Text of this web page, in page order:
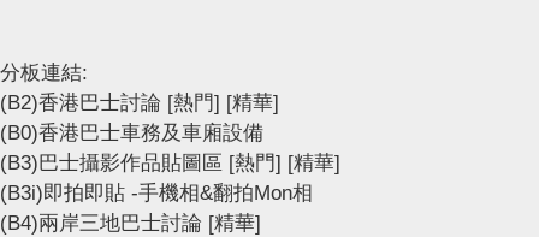
分板連結:
(B2)香港巴士討論 [熱門] [精華]
(B0)香港巴士車務及車廂設備
(B3)巴士攝影作品貼圖區 [熱門] [精華]
(B3i)即拍即貼 -手機相&翻拍Mon相
(B4)兩岸三地巴士討論 [精華]